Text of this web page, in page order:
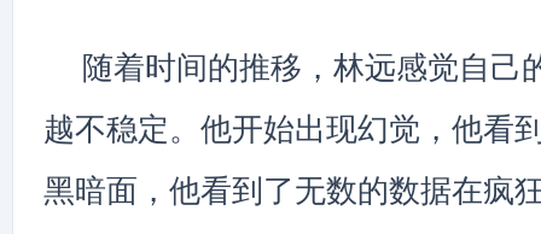
随着时间的推移，林远感觉自己
越不稳定。他开始出现幻觉，他看
黑暗面，他看到了无数的数据在疯